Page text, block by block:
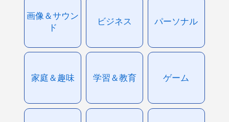
画像＆サウン
ド
ビジネス パーソナル
家庭＆趣味 学習＆教育 ゲーム